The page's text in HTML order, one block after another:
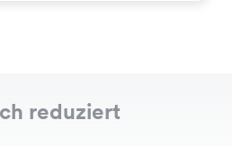
reduziert